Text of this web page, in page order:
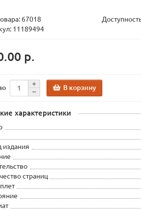
67018
11189494
р.
В корзину
характеристики
издания
страниц